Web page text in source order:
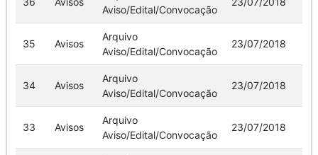
Aviso/Edital/Convocação
35 Avisos
Arquivo
Aviso/Edital/Convocação
23/07/2018
34 Avisos
Arquivo
Aviso/Edital/Convocação
23/07/2018
33 Avisos
Arquivo
Aviso/Edital/Convocação
23/07/2018